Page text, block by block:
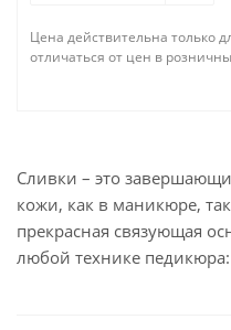
Цена действительна только
отличаться от цен в
Сливки – это
кожи, как в маникюре,
прекрасная связующая
любой технике